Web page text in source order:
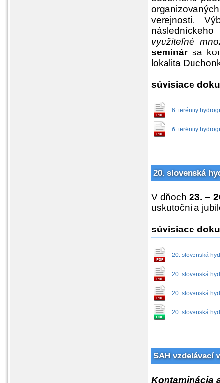
verejnosti.
využiteľné
seminársa
lokalita
súvisiace
6. terénny
6. terénny
20. slovenská
V dňoch23. –
uskutočnila
súvisiace
20. slovenská
20. slovenská
20. slovenská
20. slovenská
SAH vzdelávací
Kontaminácia